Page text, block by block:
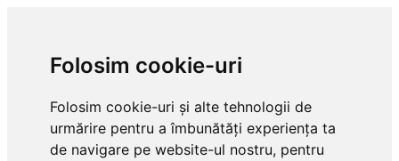
Folosim cookie-uri
Folosim cookie-uri și alte tehnologii de
urmărire pentru a îmbunătăți experiența ta
de navigare pe website-ul nostru, pentru